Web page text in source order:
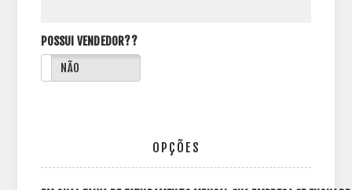
POSSUI VENDEDOR??
NÃO
OPÇÕES